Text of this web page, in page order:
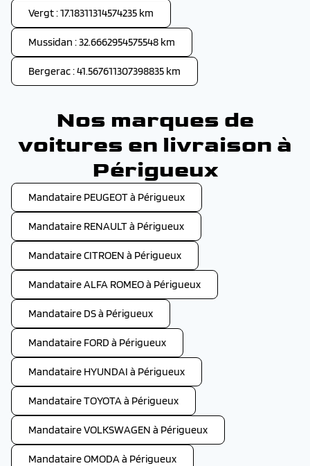
Vergt : 17.18311314574235 km
Mussidan : 32.6662954575548 km
Bergerac : 41.567611307398835 km
Nos marques de
voitures en livraison à
Périgueux
Mandataire PEUGEOT à Périgueux
Mandataire RENAULT à Périgueux
Mandataire CITROEN à Périgueux
Mandataire ALFA ROMEO à Périgueux
Mandataire DS à Périgueux
Mandataire FORD à Périgueux
Mandataire HYUNDAI à Périgueux
Mandataire TOYOTA à Périgueux
Mandataire VOLKSWAGEN à Périgueux
Mandataire OMODA à Périgueux